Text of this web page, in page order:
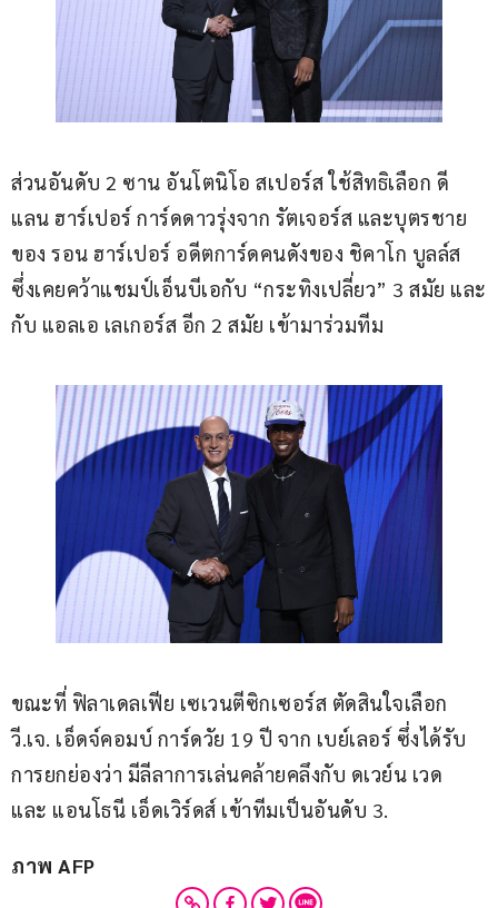
ส่วนอันดับ 2 ซาน อันโตนิโอ สเปอร์ส ใช้สิทธิเลือก ดี
แลน ฮาร์เปอร์ การ์ดดาวรุ่งจาก รัตเจอร์ส และบุตรชาย
ของ รอน ฮาร์เปอร์ อดีตการ์ดคนดังของ ชิคาโก บูลล์ส
ซึ่งเคยคว้าแชมป์เอ็นบีเอกับ “กระทิงเปลี่ยว” 3 สมัย และ
กับ แอลเอ เลเกอร์ส อีก 2 สมัย เข้ามาร่วมทีม
ขณะที่ ฟิลาเดลเฟีย เซเวนตีซิกเซอร์ส ตัดสินใจเลือก
วี.เจ. เอ็ดจ์คอมบ์ การ์ดวัย 19 ปี จาก เบย์เลอร์ ซึ่งได้รับ
การยกย่องว่า มีลีลาการเล่นคล้ายคลึงกับ ดเวย์น เวด
และ แอนโธนี เอ็ดเวิร์ดส์ เข้าทีมเป็นอันดับ 3.
ภาพ AFP